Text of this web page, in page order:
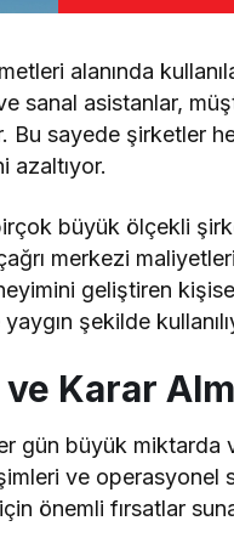
alanında
sanal asistanlar,
Bu sayede şirketler
azaltıyor.
büyük ölçekli
çağrı merkezi
geliştiren
şekilde
Karar
gün büyük miktarda
ve operasyonel
önemli fırsatlar